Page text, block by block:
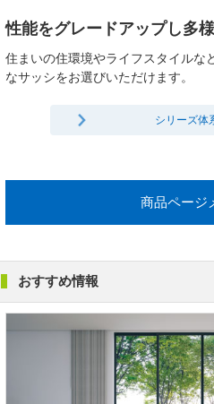
性能をグレードアップし多
住まいの住環境やライフスタイルな
なサッシをお選びいただけます。
シリーズ体
商品ページ
おすすめ情報